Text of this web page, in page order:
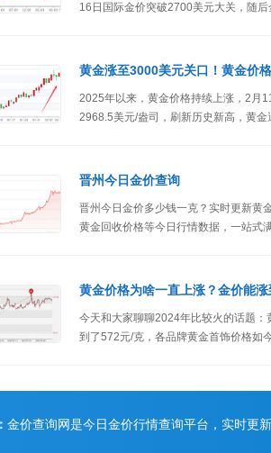
16日国际金价突破2700美元大关，随
黄金涨至3000美元关口！黄金价
2025年以来，黄金价格持续上涨，2月
2968.5美元/盎司，刷新历史新高，黄金
晋州今日金价查询
晋州今日金价多少钱一克？实时更新黄
黄金回收价格等今日行情数据，一站式
黄金价格为啥一直上涨？金价能
今天和大家聊聊2024年比较火的话题
到了572元/克，各品牌黄金首饰价格如
金价查询网是今日金价行情查询平台，实时更